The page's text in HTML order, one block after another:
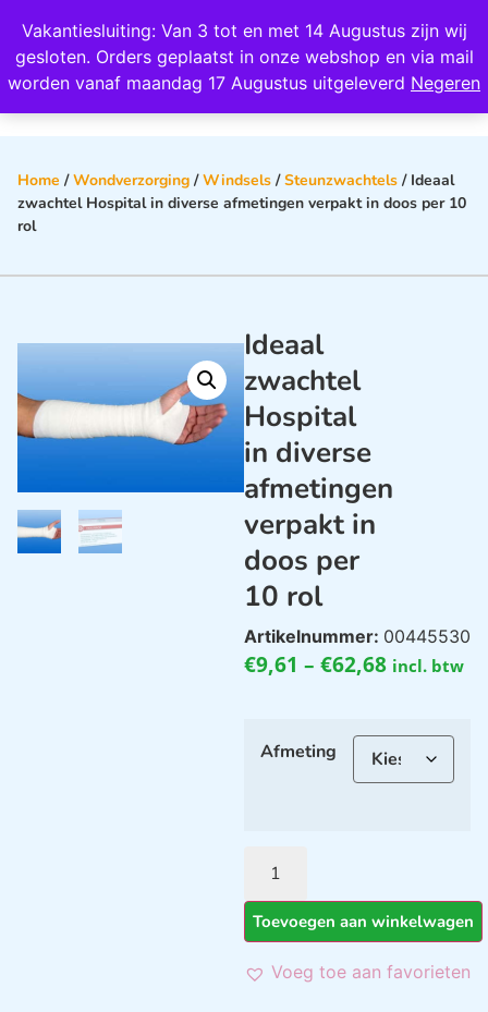
Vakantiesluiting: Van 3 tot en met 14 Augustus zijn wij
gesloten. Orders geplaatst in onze webshop en via mail
worden vanaf maandag 17 Augustus uitgeleverd Negeren
Wij scoren een 4,8 op Google
Home /Wondverzorging /Windsels /Steunzwachtels / Ideaal
zwachtel Hospital in diverse afmetingen verpakt in doos per 10
rol
Ideaal
zwachtel
Hospital
in diverse
afmetingen
verpakt in
doos per
10 rol
Artikelnummer: 00445530
€9,61 – €62,68 incl. btw
Afmeting
Toevoegen aan winkelwagen
Voeg toe aan favorieten